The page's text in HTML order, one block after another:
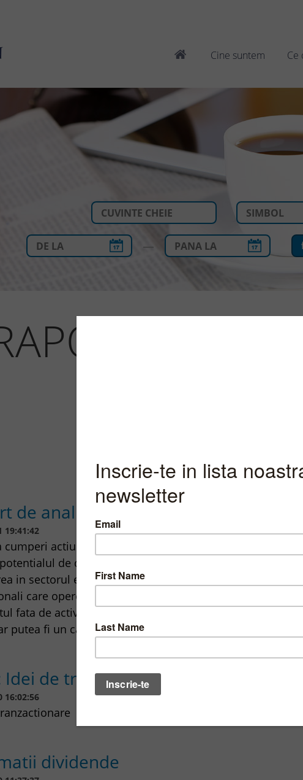
Cine suntem Ce
—
DE
de analiza Fondul Proprietatea
19:41:42
cumperi actiuni Fondul Proprietatea (FP)? La pretul
de crestere pana la valoarea activului net
in sectorul energetic este punctul forte al Fondului
care opereaza in regiune (fonduri de pensii, fonduri
fata de activul net, politica de dividend si renumele
putea fi un catalizator pentru cresterea pretului intr-o
Idei de tranzactionare - analiza
16:02:56
dividende